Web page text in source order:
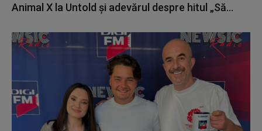
Animal X la Untold și adevărul despre hitul „Să...